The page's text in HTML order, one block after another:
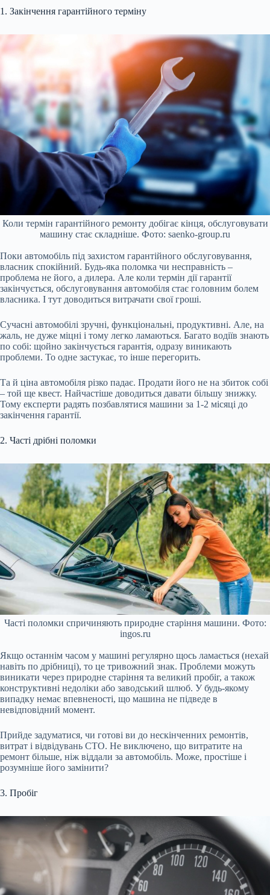
1. Закінчення гарантійного терміну
Коли термін гарантійного ремонту добігає кінця, обслуговувати
машину стає складніше. Фото: saenko-group.ru
Поки автомобіль під захистом гарантійного обслуговування,
власник спокійний. Будь-яка поломка чи несправність –
проблема не його, а дилера. Але коли термін дії гарантії
закінчується, обслуговування автомобіля стає головним болем
власника. І тут доводиться витрачати свої гроші.
Сучасні автомобілі зручні, функціональні, продуктивні. Але, на
жаль, не дуже міцні і тому легко ламаються. Багато водіїв знають
по собі: щойно закінчується гарантія, одразу виникають
проблеми. То одне застукає, то інше перегорить.
Та й ціна автомобіля різко падає. Продати його не на збиток собі
– той ще квест. Найчастіше доводиться давати більшу знижку.
Тому експерти радять позбавлятися машини за 1-2 місяці до
закінчення гарантії.
2. Часті дрібні поломки
Часті поломки спричиняють природне старіння машини. Фото:
ingos.ru
Якщо останнім часом у машині регулярно щось ламається (нехай
навіть по дрібниці), то це тривожний знак. Проблеми можуть
виникати через природне старіння та великий пробіг, а також
конструктивні недоліки або заводський шлюб. У будь-якому
випадку немає впевненості, що машина не підведе в
невідповідний момент.
Прийде задуматися, чи готові ви до нескінченних ремонтів,
витрат і відвідувань СТО. Не виключено, що витратите на
ремонт більше, ніж віддали за автомобіль. Може, простіше і
розумніше його замінити?
3. Пробіг